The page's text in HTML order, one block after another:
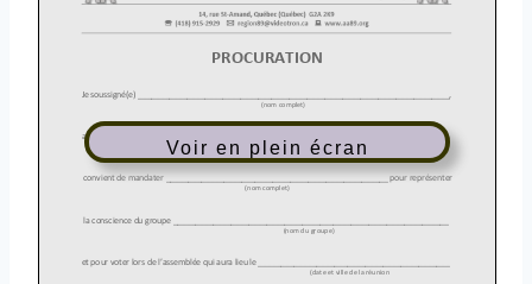
Voir en plein écran